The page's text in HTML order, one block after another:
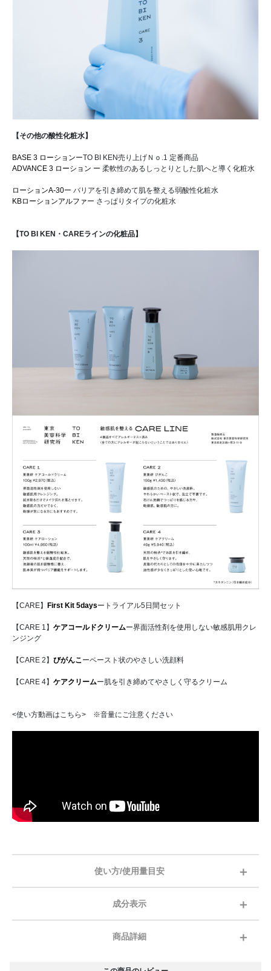
【その他の酸性化粧水】
BASE 3 ローションーTO BI KEN売り上げＮｏ.1 定番商品
ADVANCE 3 ローション ー 柔軟性のあるしっとりとした肌へと導く化粧水
ローションA-30ー バリアを引き締めて肌を整える弱酸性化粧水
KBローションアルファー さっぱりタイプの化粧水
【TO BI KEN・CAREラインの化粧品】
【CARE】 First Kit 5daysートライアル5日間セット
【CARE 1】 ケアコールドクリームー界面活性剤を使用しない敏感肌用クレ
ンジング
【CARE 2】 びがんこーペースト状のやさしい洗顔料
【CARE 4】 ケアクリームー肌を引き締めてやさしく守るクリーム
<使い方動画はこちら> ※音量にご注意ください
使い方/使用量目安
成分表示
商品詳細